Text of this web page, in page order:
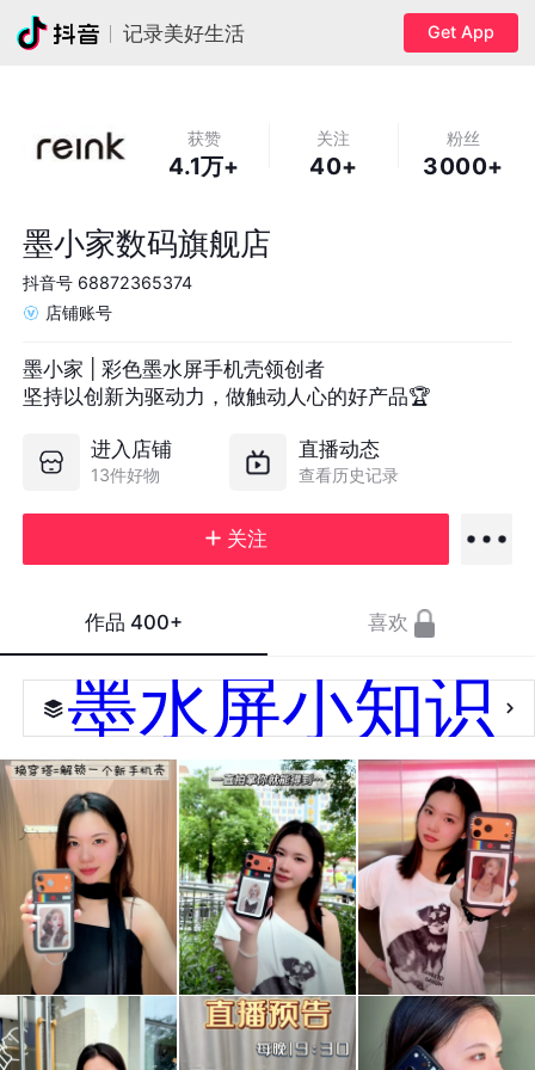
记录美好生活 Get App
获赞
4.1万+
关注
40+
粉丝
3000+
墨小家数码旗舰店
抖音号 68872365374
店铺账号
墨小家 | 彩色墨水屏手机壳领创者
坚持以创新为驱动力，做触动人心的好产品🏆
进入店铺
13件好物
直播动态
查看历史记录
关注
作品 400+ 喜欢
墨水屏小知识
每换 听
电梯